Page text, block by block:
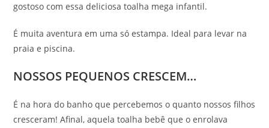
gostoso com essa deliciosa toalha mega infantil.
É muita aventura em uma só estampa. Ideal para levar na
praia e piscina.
NOSSOS PEQUENOS CRESCEM…
É na hora do banho que percebemos o quanto nossos filhos
cresceram! Afinal, aquela toalha bebê que o enrolava